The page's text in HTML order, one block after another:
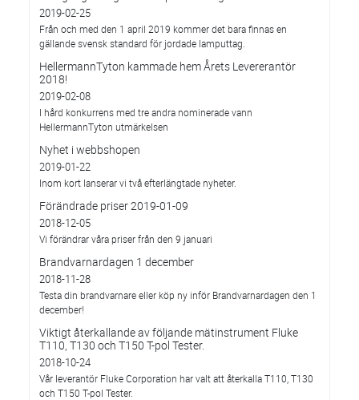
2019-02-25
Från och med den 1 april 2019 kommer det bara finnas en
gällande svensk standard för jordade lamputtag.
HellermannTyton kammade hem Årets Levererantör
2018!
2019-02-08
I hård konkurrens med tre andra nominerade vann
HellermannTyton utmärkelsen
Nyhet i webbshopen
2019-01-22
Inom kort lanserar vi två efterlängtade nyheter.
Förändrade priser 2019-01-09
2018-12-05
Vi förändrar våra priser från den 9 januari
Brandvarnardagen 1 december
2018-11-28
Testa din brandvarnare eller köp ny inför Brandvarnardagen den 1
december!
Viktigt återkallande av följande mätinstrument Fluke
T110, T130 och T150 T-pol Tester.
2018-10-24
Vår leverantör Fluke Corporation har valt att återkalla T110, T130
och T150 T-pol Tester.